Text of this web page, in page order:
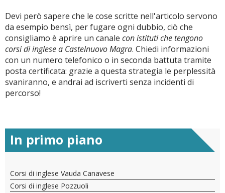
Devi però sapere che le cose scritte nell'articolo servono
da esempio bensì, per fugare ogni dubbio, ciò che
consigliamo è aprire un canale con istituti che tengono
corsi di inglese a Castelnuovo Magra. Chiedi informazioni
con un numero telefonico o in seconda battuta tramite
posta certificata: grazie a questa strategia le perplessità
svaniranno, e andrai ad iscriverti senza incidenti di
percorso!
In primo piano
Corsi di inglese Vauda Canavese
Corsi di inglese Pozzuoli